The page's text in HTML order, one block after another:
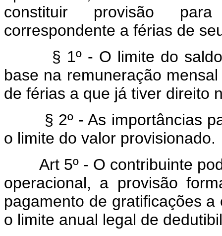
constituir provisão
correspondente a férias de
§ 1º - O limite do
base na remuneração
de férias a que já tiver direito
§ 2º - As importâncias
o limite do valor provisionado.
Art 5º - O contribuinte
operacional, a provisão
pagamento de gratificações
o limite anual legal de